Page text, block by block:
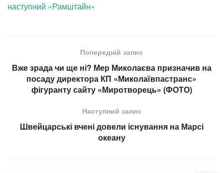
наступний «Рамштайн»
Попередній запис
Вже зрада чи ще ні? Мер Миколаєва призначив на
посаду директора КП «Миколаївпастранс»
фігуранту сайту «Миротворець» (ФОТО)
Наступний запис
Швейцарські вчені довели існування на Марсі
океану